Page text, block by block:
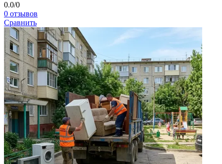
0.0/0
0 отзывов
Сравнить